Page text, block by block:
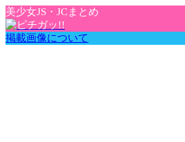
美少女JS・JCまとめ
掲載画像について